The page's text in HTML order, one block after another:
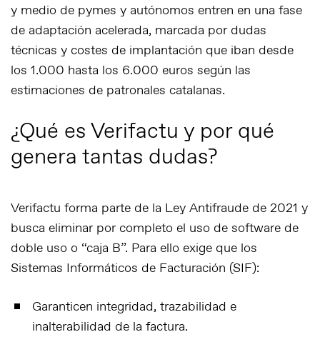
y medio de pymes y autónomos entren en una fase
de adaptación acelerada, marcada por dudas
técnicas y costes de implantación que iban desde
los 1.000 hasta los 6.000 euros según las
estimaciones de patronales catalanas.
¿Qué es Verifactu y por qué
genera tantas dudas?
Verifactu forma parte de la Ley Antifraude de 2021 y
busca eliminar por completo el uso de software de
doble uso o “caja B”. Para ello exige que los
Sistemas Informáticos de Facturación (SIF):
Garanticen integridad, trazabilidad e
inalterabilidad de la factura.